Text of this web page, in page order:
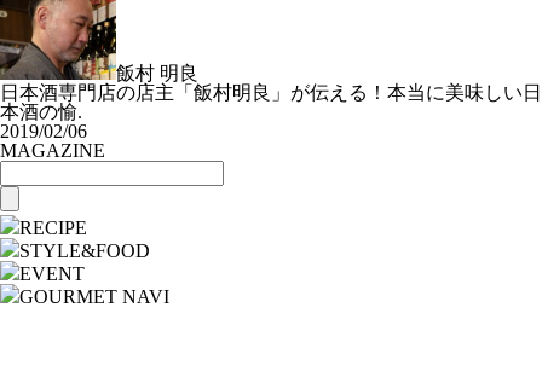
飯村 明良
日本酒専門店の店主「飯村明良」が伝える！本当に美味しい日
本酒の愉.
2019/02/06
MAGAZINE
RECIPE
STYLE&FOOD
EVENT
GOURMET NAVI